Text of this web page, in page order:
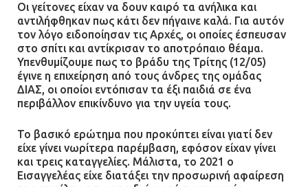
Τηλεφωνικές απάτες με λεία
130.000 ευρώ στην Αττική
13.07.2026 | 20:44
τους σοβαρά εγκαυματίες της
μεγάλης έκρηξης στο εργοστάσιο
12.07.2026 | 15:07
Οι γείτονες είχαν να δουν καιρό τα ανήλικα και
αντιλήφθηκαν πως κάτι δεν πήγαινε καλά. Για αυτόν
τον λόγο ειδοποίησαν τις Αρχές, οι οποίες έσπευσαν
στο σπίτι και αντίκρισαν το αποτρόπαιο θέαμα.
Υπενθυμίζουμε πως το βράδυ της Τρίτης (12/05)
έγινε η επιχείρηση από τους άνδρες της ομάδας
ΔΙΑΣ, οι οποίοι εντόπισαν τα έξι παιδιά σε ένα
περιβάλλον επικίνδυνο για την υγεία τους.
Το βασικό ερώτημα που προκύπτει είναι γιατί δεν
είχε γίνει νωρίτερα παρέμβαση, εφόσον είχαν γίνει
και τρεις καταγγελίες. Μάλιστα, το 2021 ο
Εισαγγελέας είχε διατάξει την προσωρινή αφαίρεση